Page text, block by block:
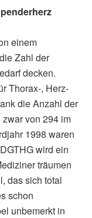
einem
Zahl der
decken.
Thorax-, Herz-
die Anzahl der
von 294 im
1998 waren
wird ein
träumen
das sich total
schon
unbemerkt in